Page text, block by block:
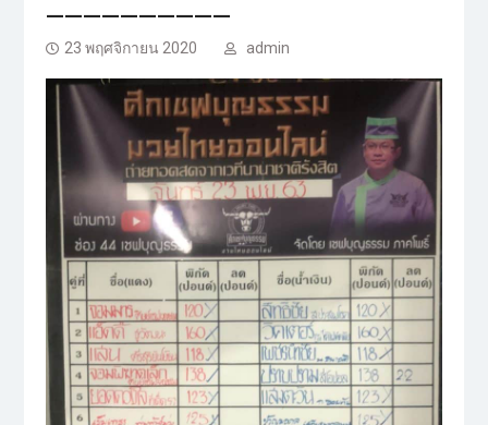
——————————
23 พฤศจิกายน 2020 admin